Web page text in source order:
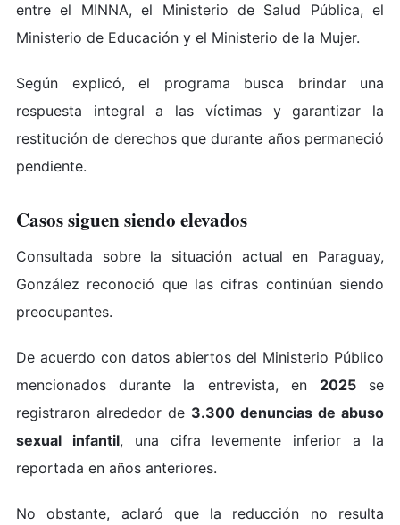
entre el MINNA, el Ministerio de Salud Pública, el
Ministerio de Educación y el Ministerio de la Mujer.
Según explicó, el programa busca brindar una
respuesta integral a las víctimas y garantizar la
restitución de derechos que durante años permaneció
pendiente.
Casos siguen siendo elevados
Consultada sobre la situación actual en Paraguay,
González reconoció que las cifras continúan siendo
preocupantes.
De acuerdo con datos abiertos del Ministerio Público
mencionados durante la entrevista, en 2025se
registraron alrededor de 3.300 denuncias de abuso
sexual infantil, una cifra levemente inferior a la
reportada en años anteriores.
No obstante, aclaró que la reducción no resulta